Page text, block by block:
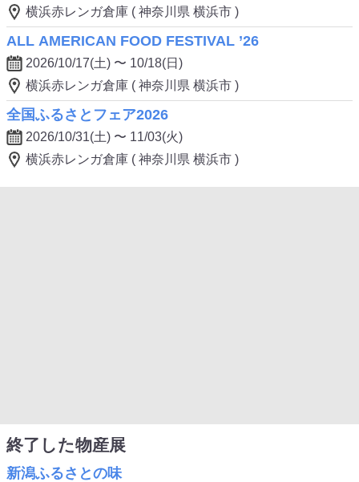
横浜赤レンガ倉庫 ( 神奈川県 横浜市 )
ALL AMERICAN FOOD FESTIVAL ’26
2026/10/17(土) 〜 10/18(日)
横浜赤レンガ倉庫 ( 神奈川県 横浜市 )
全国ふるさとフェア2026
2026/10/31(土) 〜 11/03(火)
横浜赤レンガ倉庫 ( 神奈川県 横浜市 )
終了した物産展
新潟ふるさとの味